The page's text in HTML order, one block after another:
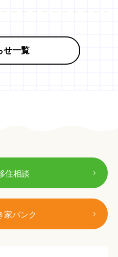
せ一覧
住相談
家バンク